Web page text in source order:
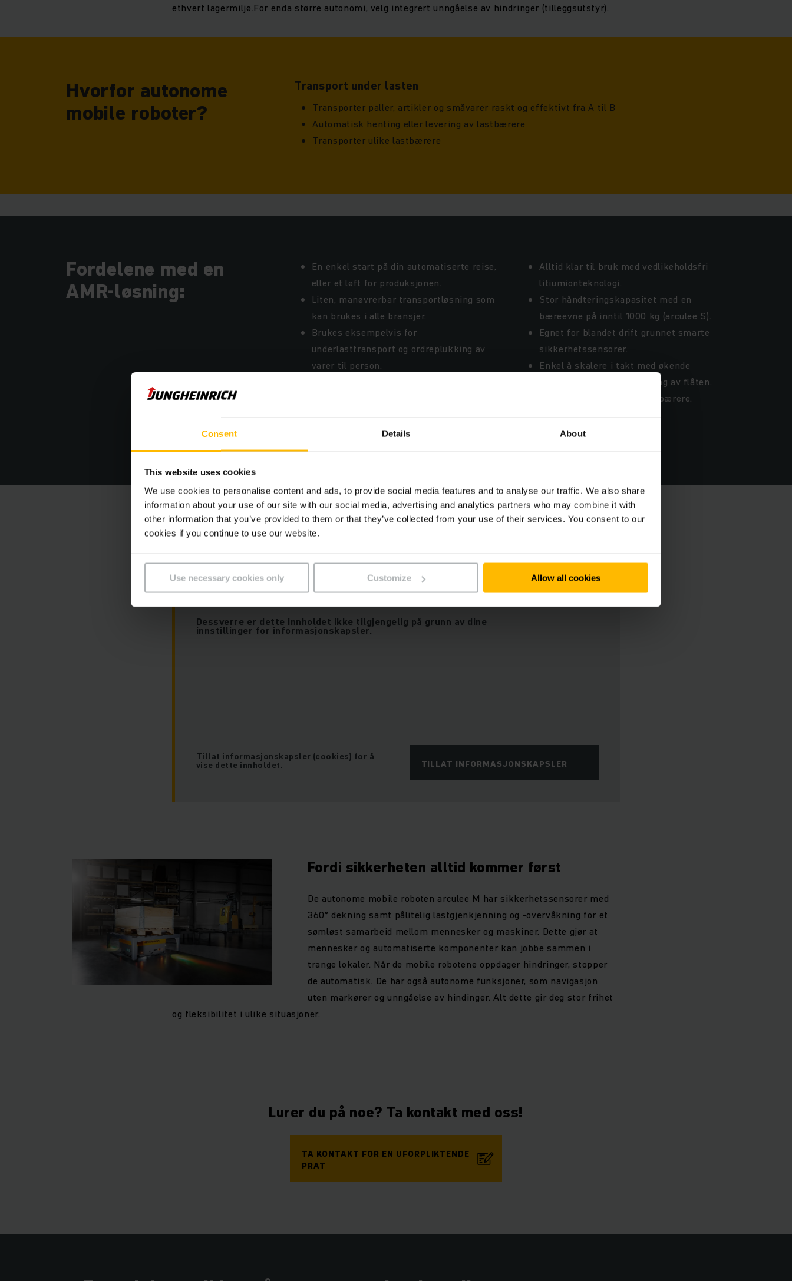
Consent Details About
This website uses cookies
We use cookies to personalise content and ads, to provide social media features and to analyse our traffic. We also share
information about your use of our site with our social media, advertising and analytics partners who may combine it with
other information that you’ve provided to them or that they’ve collected from your use of their services. You consent to our
cookies if you continue to use our website.
Use necessary cookies only Customize Allow all cookies
ethvert lagermiljø.For enda større autonomi, velg integrert unngåelse av hindringer (tilleggsutstyr).
Hvorfor autonome
mobile roboter?
Transport under lasten
Transporter paller, artikler og småvarer raskt og effektivt fra A til B
Automatisk henting eller levering av lastbærere
Transporter ulike lastbærere
Fordelene med en
AMR-løsning:
En enkel start på din automatiserte reise,
eller et løft for produksjonen.
Liten, manøvrerbar transportløsning som
kan brukes i alle bransjer.
Brukes eksempelvis for
underlasttransport og ordreplukking av
varer til person.
Enkel systemintegrering takket være det
standardiserte VDA 5050-grensesnittet.
Alltid klar til bruk med vedlikeholdsfri
litiumionteknologi.
Stor håndteringskapasitet med en
bæreevne på inntil 1000 kg (arculee S).
Egnet for blandet drift grunnet smarte
sikkerhetssensorer.
Enkel å skalere i takt med økende
etterspørsel og oppgradering av flåten.
Kan transportere ulike lastbærere.
Jungheinrich arculee M
For å se innholdet på denne siden må du tillate
informasjonskapsler.
Dessverre er dette innholdet ikke tilgjengelig på grunn av dine
innstillinger for informasjonskapsler.
Tillat informasjonskapsler (cookies) for å
vise dette innholdet. TILLAT INFORMASJONSKAPSLER
Fordi sikkerheten alltid kommer først
De autonome mobile roboten arculee M har sikkerhetssensorer med
360° dekning samt pålitelig lastgjenkjenning og -overvåkning for et
sømløst samarbeid mellom mennesker og maskiner. Dette gjør at
mennesker og automatiserte komponenter kan jobbe sammen i
trange lokaler. Når de mobile robotene oppdager hindringer, stopper
de automatisk. De har også autonome funksjoner, som navigasjon
uten markører og unngåelse av hindinger. Alt dette gir deg stor frihet
og fleksibilitet i ulike situasjoner.
Lurer du på noe? Ta kontakt med oss!
TA KONTAKT FOR EN UFORPLIKTENDE
PRAT